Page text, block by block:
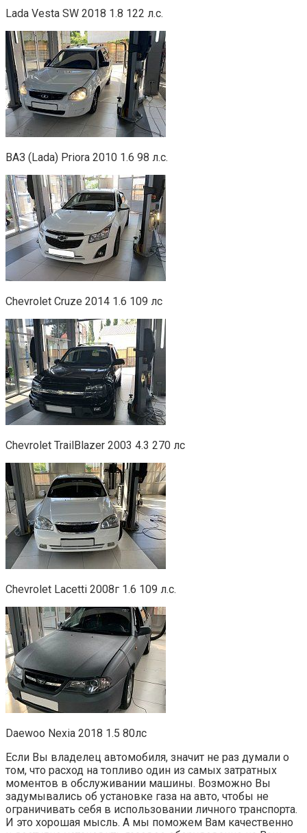
Lada Vesta SW 2018 1.8 122 л.с.
ВАЗ (Lada) Priora 2010 1.6 98 л.с.
Chevrolet Cruze 2014 1.6 109 лс
Chevrolet TrailBlazer 2003 4.3 270 лс
Chevrolet Lacetti 2008г 1.6 109 л.с.
Daewoo Nexia 2018 1.5 80лс
Если Вы владелец автомобиля, значит не раз думали о
том, что расход на топливо один из самых затратных
моментов в обслуживании машины. Возможно Вы
задумывались об установке газа на авто, чтобы не
ограничивать себя в использовании личного транспорта.
И это хорошая мысль. А мы поможем Вам качественно